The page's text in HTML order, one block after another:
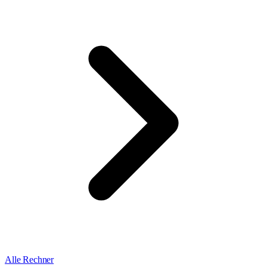
Alle Rechner